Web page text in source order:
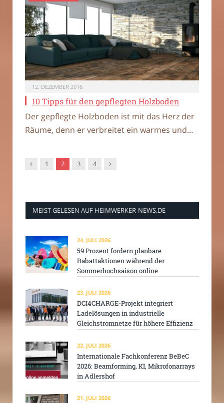
12. DEZEMBER 2016
10 Tipps für den gepflegten Holzboden
Der gepflegte Holzboden ist mit das Herz der
Räume, denn er verbreitet ein warmes und…
Vorgänger
1 2 3 4 Nachfolger
MEIST GELESEN AUF HEIMWERKER-NEWS.DE
24. JULI 2026
59 Prozent fordern planbare
Rabattaktionen während der
Sommerhochsaison online
23. JULI 2026
DCI4CHARGE-Projekt integriert
Ladelösungen in industrielle
Gleichstromnetze für höhere Effizienz
22. JULI 2026
Internationale Fachkonferenz BeBeC
2026: Beamforming, KI, Mikrofonarrays
in Adlershof
21. JULI 2026